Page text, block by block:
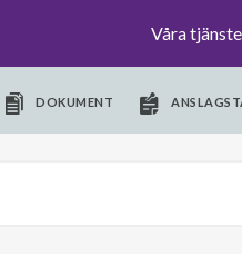
Våra
DOKUMENT